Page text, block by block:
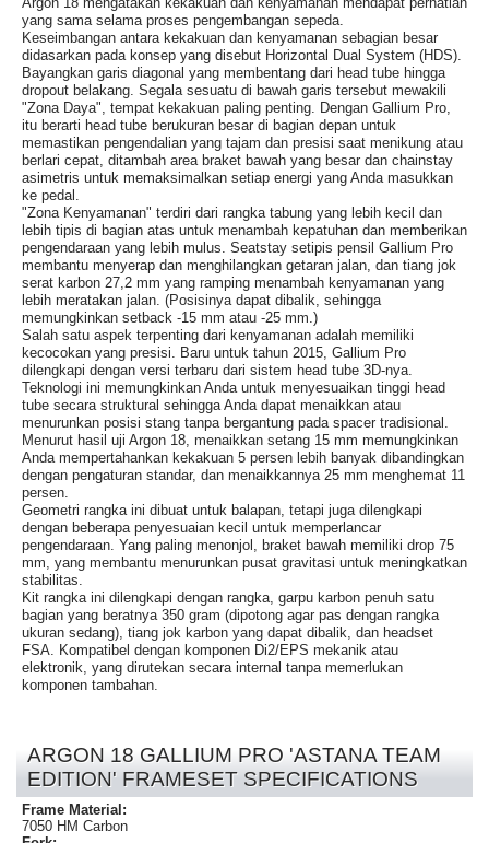
yang sama selama proses pengembangan sepeda.
Keseimbangan antara kekakuan dan kenyamanan sebagian besar
didasarkan pada konsep yang disebut Horizontal Dual System (HDS).
Bayangkan garis diagonal yang membentang dari head tube hingga
dropout belakang. Segala sesuatu di bawah garis tersebut mewakili
"Zona Daya", tempat kekakuan paling penting. Dengan Gallium Pro,
itu berarti head tube berukuran besar di bagian depan untuk
memastikan pengendalian yang tajam dan presisi saat menikung atau
berlari cepat, ditambah area braket bawah yang besar dan chainstay
asimetris untuk memaksimalkan setiap energi yang Anda masukkan
ke pedal.
"Zona Kenyamanan" terdiri dari rangka tabung yang lebih kecil dan
lebih tipis di bagian atas untuk menambah kepatuhan dan memberikan
pengendaraan yang lebih mulus. Seatstay setipis pensil Gallium Pro
membantu menyerap dan menghilangkan getaran jalan, dan tiang jok
serat karbon 27,2 mm yang ramping menambah kenyamanan yang
lebih meratakan jalan. (Posisinya dapat dibalik, sehingga
memungkinkan setback -15 mm atau -25 mm.)
Salah satu aspek terpenting dari kenyamanan adalah memiliki
kecocokan yang presisi. Baru untuk tahun 2015, Gallium Pro
dilengkapi dengan versi terbaru dari sistem head tube 3D-nya.
Teknologi ini memungkinkan Anda untuk menyesuaikan tinggi head
tube secara struktural sehingga Anda dapat menaikkan atau
menurunkan posisi stang tanpa bergantung pada spacer tradisional.
Menurut hasil uji Argon 18, menaikkan setang 15 mm memungkinkan
Anda mempertahankan kekakuan 5 persen lebih banyak dibandingkan
dengan pengaturan standar, dan menaikkannya 25 mm menghemat 11
persen.
Geometri rangka ini dibuat untuk balapan, tetapi juga dilengkapi
dengan beberapa penyesuaian kecil untuk memperlancar
pengendaraan. Yang paling menonjol, braket bawah memiliki drop 75
mm, yang membantu menurunkan pusat gravitasi untuk meningkatkan
stabilitas.
Kit rangka ini dilengkapi dengan rangka, garpu karbon penuh satu
bagian yang beratnya 350 gram (dipotong agar pas dengan rangka
ukuran sedang), tiang jok karbon yang dapat dibalik, dan headset
FSA. Kompatibel dengan komponen Di2/EPS mekanik atau
elektronik, yang dirutekan secara internal tanpa memerlukan
komponen tambahan.
ARGON 18 GALLIUM PRO 'ASTANA TEAM
EDITION' FRAMESET SPECIFICATIONS
Frame Material:
7050 HM Carbon